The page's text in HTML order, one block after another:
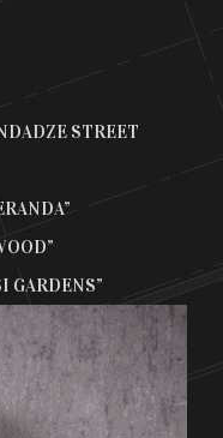
STREET
GARDENS”